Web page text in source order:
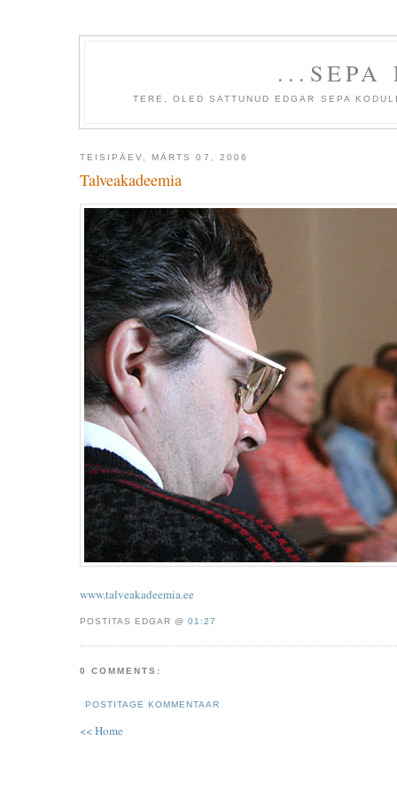
...SEPA
TERE, OLED SATTUNUD EDGAR SEPA
TEISIPÄEV, MÄRTS 07, 2006
Talveakadeemia
www.talveakadeemia.ee
POSTITAS EDGAR @01:27
0 COMMENTS:
POSTITAGE KOMMENTAAR
<< Home